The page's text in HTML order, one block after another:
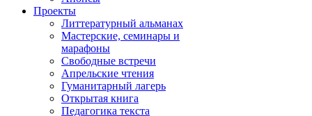
Проекты
Литтературный альманах
Мастерские, семинары и
марафоны
Свободные встречи
Апрельские чтения
Гуманитарный лагерь
Открытая книга
Педагогика текста